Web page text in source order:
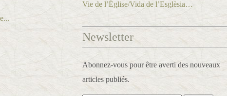
Vie de l’Église/Vida de l’Esglèsia…
Newsletter
Abonnez-vous pour être averti des nouveaux
articles publiés.